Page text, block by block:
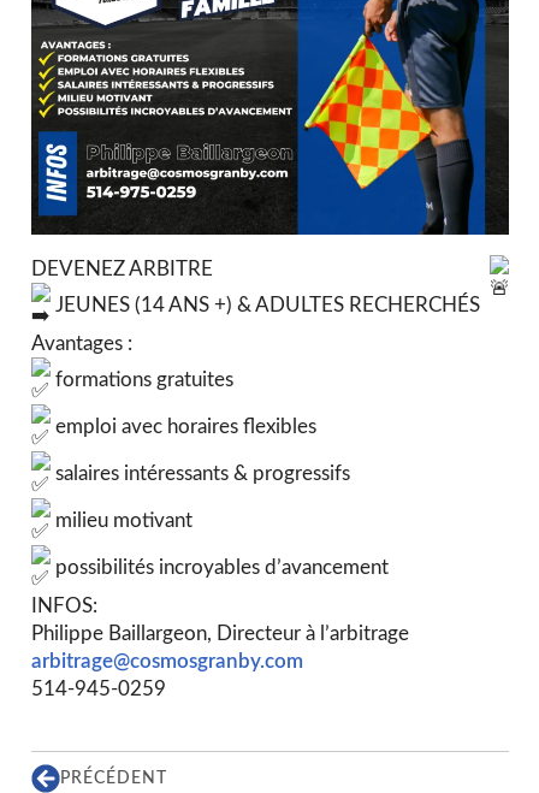
DEVENEZ ARBITRE
JEUNES (14 ANS +) & ADULTES RECHERCHÉS
Avantages :
formations gratuites
emploi avec horaires flexibles
salaires intéressants & progressifs
milieu motivant
possibilités incroyables d’avancement
INFOS:
Philippe Baillargeon, Directeur à l’arbitrage
arbitrage@cosmosgranby.com
514-945-0259
PRÉCÉDENT